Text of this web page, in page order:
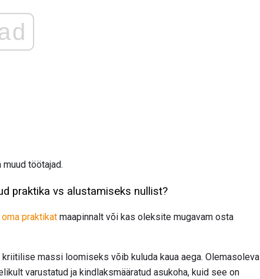
muud töötajad.
praktika vs alustamiseks nullist?
praktikat maapinnalt või kas oleksite mugavam osta
massi loomiseks võib kuluda kaua aega. Olemasoleva
varustatud ja kindlaksmääratud asukoha, kuid see on